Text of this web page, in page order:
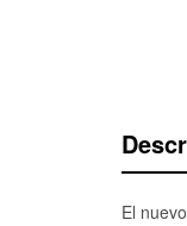
El